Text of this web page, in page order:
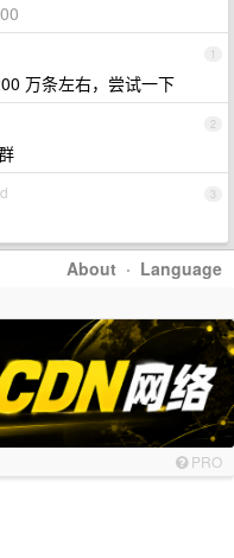
1
万条左右，尝试一下
2
3
About · Language
PRO